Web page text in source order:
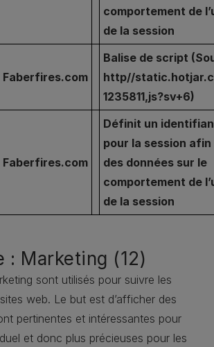
comportement de
de la session
Faberfires.com
Balise de script
http//
1235811,js?sv+6)
Faberfires.com
Définit un
pour la session afin
des données sur le
comportement de
de la session
: Marketing (12)
sont utilisés pour suivre les
web. Le but est d’afficher des
pertinentes et intéressantes pour
et donc plus précieuses pour les